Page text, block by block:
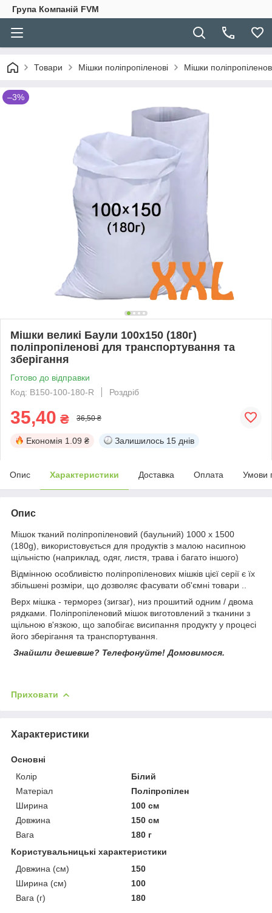
Група Компаній FVM
Товари Мішки поліпропіленові Мішки
–3%
Мішки великі Баули 100x150 (180г)
поліпропіленові для транспортування та
зберігання
Готово до відправки
Код: B150-100-180-R
Роздріб
35,40 ₴ 36,50 ₴
Економія 1.09 ₴ Залишилось 15 днів
Опис Характеристики Доставка Оплата Умови
Опис
Мішок тканий поліпропіленовий (баульний) 1000 x 1500
(180g), використовується для продуктів з малою насипною
щільністю (наприклад, одяг, листя, трава і багато іншого)
Відмінною особливістю поліпропіленових мішків цієї серії є їх
збільшені розміри, що дозволяє фасувати об'ємні товари ..
Верх мішка - терморез (зигзаг), низ прошитий одним / двома
рядками. Поліпропіленовий мішок виготовлений з тканини з
щільною в'язкою, що запобігає висипання продукту у процесі
його зберігання та транспортування.
Знайшли дешевше? Телефонуйте! Домовимося.
Приховати
Характеристики
Основні
Колір
Білий
Матеріал
Поліпропілен
Ширина
100 см
Довжина
150 см
Вага
180 г
Користувальницькі характеристики
Довжина (см)
150
Ширина (см)
100
Вага (г)
180